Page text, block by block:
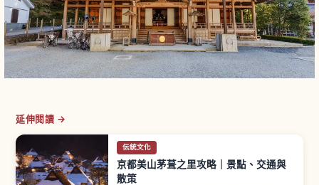
延伸閱讀 →
伝統文化
京都美山茅葺之里攻略｜景點、交通與
散策